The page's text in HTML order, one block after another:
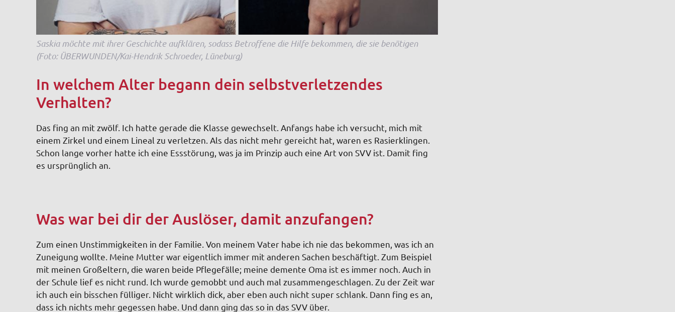
Saskia möchte mit ihrer Geschichte aufklären, sodass Betroffene die Hilfe bekommen, die sie benötigen
(Foto: ÜBERWUNDEN/Kai-Hendrik Schroeder, Lüneburg)
In welchem Alter begann dein selbstverletzendes
Verhalten?
Das fing an mit zwölf. Ich hatte gerade die Klasse gewechselt. Anfangs habe ich versucht, mich mit
einem Zirkel und einem Lineal zu verletzen. Als das nicht mehr gereicht hat, waren es Rasierklingen.
Schon lange vorher hatte ich eine Essstörung, was ja im Prinzip auch eine Art von SVV ist. Damit fing
es ursprünglich an.
Was war bei dir der Auslöser, damit anzufangen?
Zum einen Unstimmigkeiten in der Familie. Von meinem Vater habe ich nie das bekommen, was ich an
Zuneigung wollte. Meine Mutter war eigentlich immer mit anderen Sachen beschäftigt. Zum Beispiel
mit meinen Großeltern, die waren beide Pflegefälle; meine demente Oma ist es immer noch. Auch in
der Schule lief es nicht rund. Ich wurde gemobbt und auch mal zusammengeschlagen. Zu der Zeit war
ich auch ein bisschen fülliger. Nicht wirklich dick, aber eben auch nicht super schlank. Dann fing es an,
dass ich nichts mehr gegessen habe. Und dann ging das so in das SVV über.